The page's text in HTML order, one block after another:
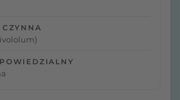
CZYNNA